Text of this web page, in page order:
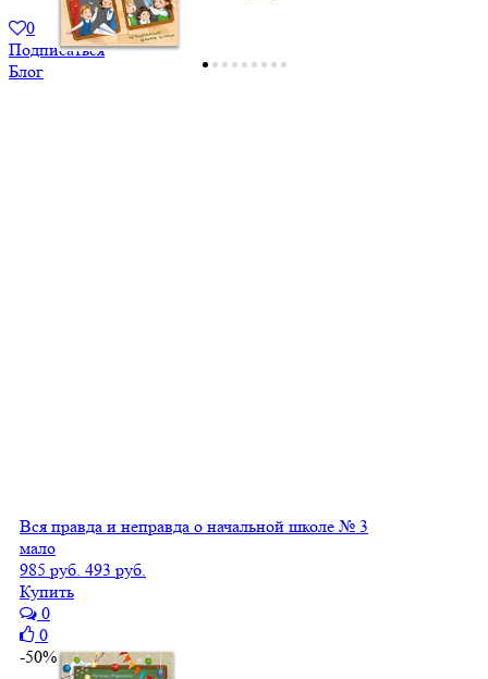
0
Подписаться
Блог
Вся правда и неправда о начальной школе № 3
мало
985 руб. 493 руб.
Купить
0
0
-50%